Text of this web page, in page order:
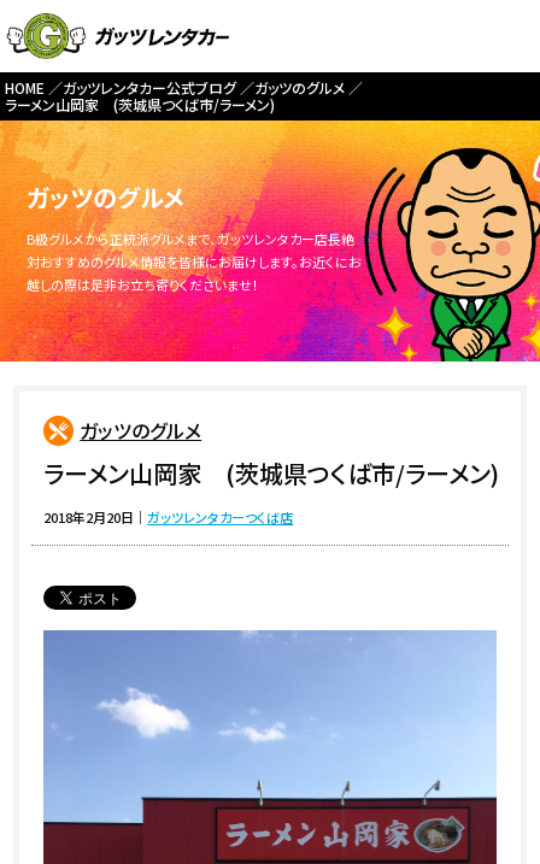
HOME ガッツレンタカー公式ブログ
ガッツのグルメ
ラーメン山岡家 (茨城県つくば市/ラーメン)
ガッツのグルメ
B級グルメから正統派グルメまで、ガッツレンタカー店長絶
対おすすめのグルメ情報を皆様にお届けします。お近くにお
越しの際は是非お立ち寄りくださいませ！
ガッツのグルメ
ラーメン山岡家 (茨城県つくば市/ラーメン)
2018年2月20日 ｜ガッツレンタカーつくば店